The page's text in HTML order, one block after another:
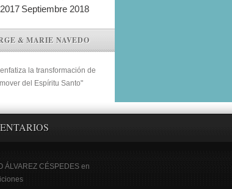
Septiembre 2018
& MARIE NAVEDO
la transformación de
del Espíritu Santo"
ÁLVAREZ CÉSPEDES en